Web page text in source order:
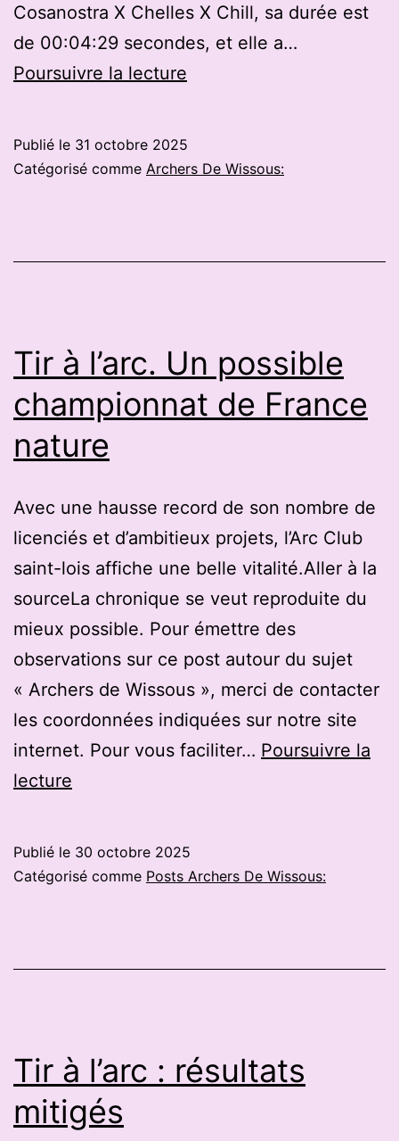
Cosanostra X Chelles X Chill, sa durée est
de 00:04:29 secondes, et elle a…
Poursuivre la lecture
X
Publié le 31 octobre 2025
Catégorisé comme Archers De Wissous:
Tir à l’arc. Un possible
championnat de France
nature
Avec une hausse record de son nombre de
licenciés et d’ambitieux projets, l’Arc Club
saint-lois affiche une belle vitalité.Aller à la
sourceLa chronique se veut reproduite du
mieux possible. Pour émettre des
observations sur ce post autour du sujet
« Archers de Wissous », merci de contacter
les coordonnées indiquées sur notre site
internet. Pour vous faciliter… Poursuivre la
lecture
Un
Publié le 30 octobre 2025
Catégorisé comme Posts Archers De Wissous:
Tir à l’arc : résultats
mitigés